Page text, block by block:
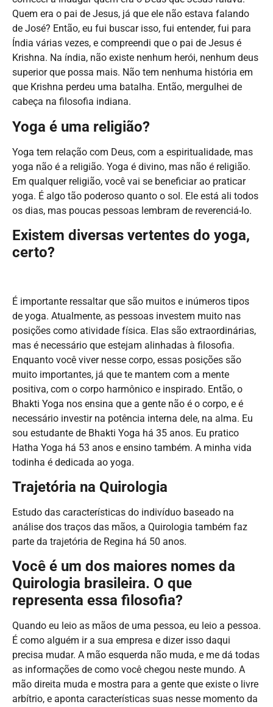
Quem era o pai de Jesus, já que ele não estava falando
de José? Então, eu fui buscar isso, fui entender, fui para
Índia várias vezes, e compreendi que o pai de Jesus é
Krishna. Na índia, não existe nenhum herói, nenhum deus
superior que possa mais. Não tem nenhuma história em
que Krishna perdeu uma batalha. Então, mergulhei de
cabeça na filosofia indiana.
Yoga é uma religião?
Yoga tem relação com Deus, com a espiritualidade, mas
yoga não é a religião. Yoga é divino, mas não é religião.
Em qualquer religião, você vai se beneficiar ao praticar
yoga. É algo tão poderoso quanto o sol. Ele está ali todos
os dias, mas poucas pessoas lembram de reverenciá-lo.
Existem diversas vertentes do yoga,
certo?
É importante ressaltar que são muitos e inúmeros tipos
de yoga. Atualmente, as pessoas investem muito nas
posições como atividade física. Elas são extraordinárias,
mas é necessário que estejam alinhadas à filosofia.
Enquanto você viver nesse corpo, essas posições são
muito importantes, já que te mantem com a mente
positiva, com o corpo harmônico e inspirado. Então, o
Bhakti Yoga nos ensina que a gente não é o corpo, e é
necessário investir na potência interna dele, na alma. Eu
sou estudante de Bhakti Yoga há 35 anos. Eu pratico
Hatha Yoga há 53 anos e ensino também. A minha vida
todinha é dedicada ao yoga.
Trajetória na Quirologia
Estudo das características do indivíduo baseado na
análise dos traços das mãos, a Quirologia também faz
parte da trajetória de Regina há 50 anos.
Você é um dos maiores nomes da
Quirologia brasileira. O que
representa essa filosofia?
Quando eu leio as mãos de uma pessoa, eu leio a pessoa.
É como alguém ir a sua empresa e dizer isso daqui
precisa mudar. A mão esquerda não muda, e me dá todas
as informações de como você chegou neste mundo. A
mão direita muda e mostra para a gente que existe o livre
arbítrio, e aponta características suas nesse momento da